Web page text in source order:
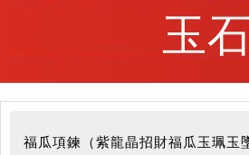
玉
福瓜項鍊（紫龍晶招財福瓜玉珮玉